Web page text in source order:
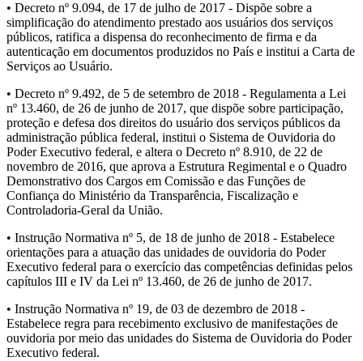
• Decreto nº 9.094, de 17 de julho de 2017 - Dispõe sobre a
simplificação do atendimento prestado aos usuários dos serviços
públicos, ratifica a dispensa do reconhecimento de firma e da
autenticação em documentos produzidos no País e institui a Carta de
Serviços ao Usuário.
• Decreto nº 9.492, de 5 de setembro de 2018 - Regulamenta a Lei
nº 13.460, de 26 de junho de 2017, que dispõe sobre participação,
proteção e defesa dos direitos do usuário dos serviços públicos da
administração pública federal, institui o Sistema de Ouvidoria do
Poder Executivo federal, e altera o Decreto nº 8.910, de 22 de
novembro de 2016, que aprova a Estrutura Regimental e o Quadro
Demonstrativo dos Cargos em Comissão e das Funções de
Confiança do Ministério da Transparência, Fiscalização e
Controladoria-Geral da União.
• Instrução Normativa nº 5, de 18 de junho de 2018 - Estabelece
orientações para a atuação das unidades de ouvidoria do Poder
Executivo federal para o exercício das competências definidas pelos
capítulos III e IV da Lei nº 13.460, de 26 de junho de 2017.
• Instrução Normativa nº 19, de 03 de dezembro de 2018 -
Estabelece regra para recebimento exclusivo de manifestações de
ouvidoria por meio das unidades do Sistema de Ouvidoria do Poder
Executivo federal.